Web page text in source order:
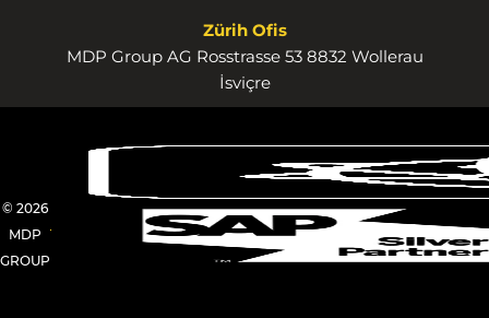
Zürih Ofis
MDP Group AG Rosstrasse 53 8832 Wollerau
İsviçre
© 2026
MDP
GROUP